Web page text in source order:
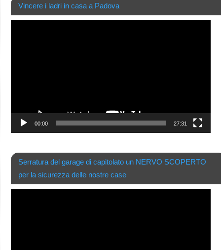
Vincere i ladri in casa a Padova
00:00 27:31
Serratura del garage di capitolato un NERVO SCOPERTO
per la sicurezza delle nostre case